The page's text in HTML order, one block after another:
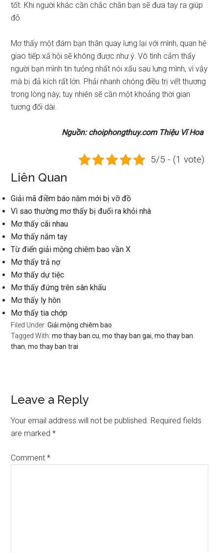
tốt. Khi người khác cần chắc chắn bạn sẽ đưa tay ra giúp
đõ.
Mơ thấy một đám bạn thân quay lưng lại với mình, quan hệ
giao tiếp xã hội sẽ không được như ý. Vô tình cảm thấy
người bạn mình tin tưỏng nhất nói xấu sau lưng mình, vì vậy
mà bị đả kích rất lớn. Phải nhanh chóng điều trị vết thương
trong lòng này, tuy nhiên sẽ cần một khoảng thời gian
tương đối dài.
Nguồn: choiphongthuy.com Thiệu Vĩ Hoa
5/5 - (1 vote)
Liên Quan
Giải mã điềm báo năm mới bị vỡ đồ
Vì sao thường mơ thấy bị đuổi ra khỏi nhà
Mơ thấy cãi nhau
Mơ thấy nắm tay
Từ điển giải mộng chiêm bao vần X
Mơ thấy trả nợ
Mơ thấy dự tiệc
Mơ thấy đứng trên sân khấu
Mơ thấy ly hôn
Mơ thấy tia chớp
Filed Under:Giải mộng chiêm bao
Tagged With:mo thay ban cu ,mo thay ban gai ,mo thay ban
than ,mo thay ban trai
Reader
Interactions
Leave a Reply
Your email address will not be published. Required fields
are marked*
Comment*